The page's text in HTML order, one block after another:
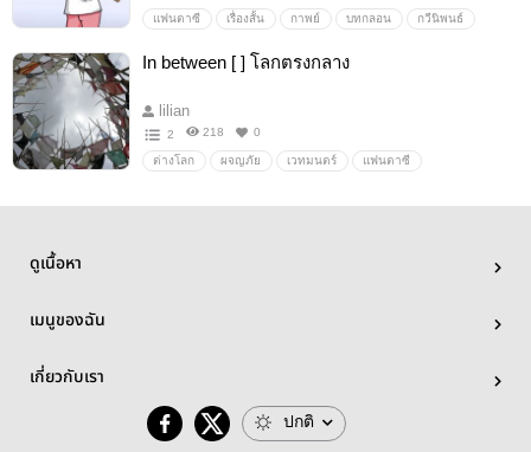
แฟนตาซี เรื่องสั้น กาพย์ บทกลอน กวีนิพนธ์
In between [ ] โลกตรงกลาง
lilian
2 218 0
ต่างโลก ผจญภัย เวทมนตร์ แฟนตาซี
ดูเนื้อหา
เมนูของฉัน
เกี่ยวกับเรา
ปกติ